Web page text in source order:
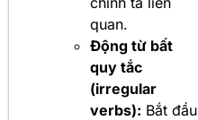
quan.
Động từ bất
quy tắc
(irregular
verbs): Bắt đầu